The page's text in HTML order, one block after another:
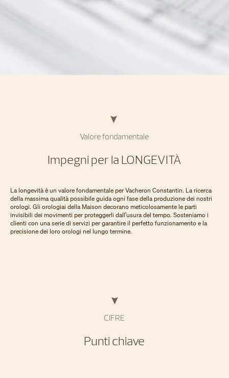
Valore fondamentale
Impegni per la LONGEVITÀ
La longevità è un valore fondamentale per Vacheron Constantin. La ricerca
della massima qualità possibile guida ogni fase della produzione dei nostri
orologi. Gli orologiai della Maison decorano meticolosamente le parti
invisibili dei movimenti per proteggerli dall’usura del tempo. Sosteniamo i
clienti con una serie di servizi per garantire il perfetto funzionamento e la
precisione dei loro orologi nel lungo termine.
CIFRE
Punti chiave